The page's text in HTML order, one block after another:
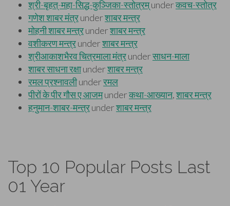
Top 10 Popular Posts Last
01 Year